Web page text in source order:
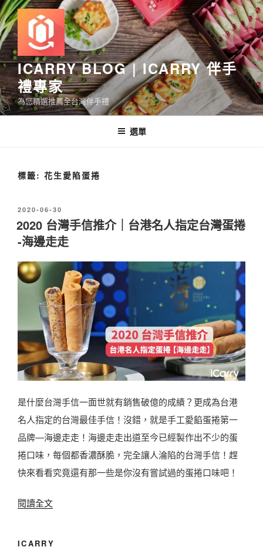
跳
至
主
要
內
容
ICARRY BLOG | ICARRY 伴手
禮專家
為您精選推薦全台灣伴手禮
選單
標籤: 花生愛陷蛋捲
發
佈
於
2020-06-30
2020 台灣手信推介｜台港名人指定台灣蛋捲
-海邊走走
是什麼台灣手信一面世就有銷售破億的成績？更成為台港
名人指定的台灣最佳手信！沒錯，就是手工愛餡蛋捲第一
品牌—海邊走走！海邊走走出道至今已經製作出不少的蛋
捲口味，每個都香濃酥脆，完全讓人淪陷的台灣手信！趕
快來看看究竟還有那一些是你沒有嘗試過的蛋捲口味吧！
閱讀全文〈
0
ICARRY